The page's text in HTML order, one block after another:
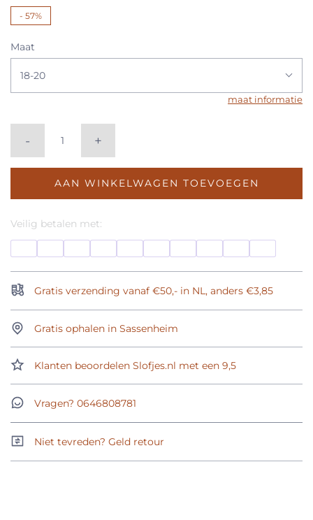
- 57%
Maat
18-20
maat informatie
- +
AAN WINKELWAGEN TOEVOEGEN
Veilig betalen met:
Gratis verzending vanaf €50,- in NL, anders €3,85
Gratis ophalen in Sassenheim
Klanten beoordelen Slofjes.nl met een 9,5
Vragen? 0646808781
Niet tevreden? Geld retour